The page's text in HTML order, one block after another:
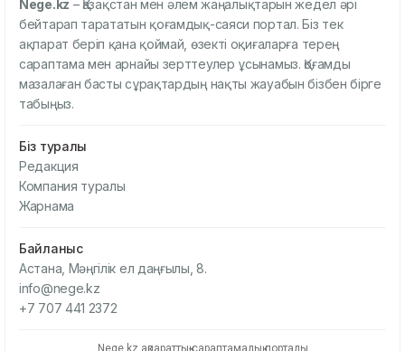
Nege.kz – Қазақстан мен әлем жаңалықтарын жедел әрі
бейтарап тарататын қоғамдық-саяси портал. Біз тек
ақпарат беріп қана қоймай, өзекті оқиғаларға терең
сараптама мен арнайы зерттеулер ұсынамыз. Қоғамды
мазалаған басты сұрақтардың нақты жауабын бізбен бірге
табыңыз.
Біз туралы
Редакция
Компания туралы
Жарнама
Байланыс
Астана, Мәңгілік ел даңғылы, 8.
info@nege.kz
+7 707 441 2372
Nege.kz ақпараттық-сараптамалық порталы